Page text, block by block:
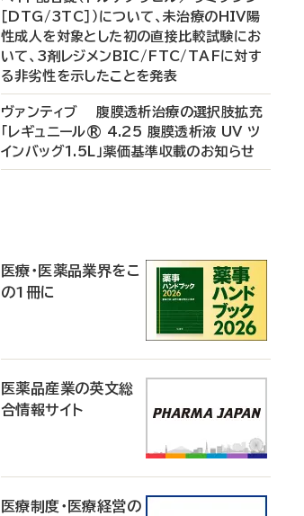
［DTG/3TC］）について、未治療のHIV陽
性成人を対象とした初の直接比較試験にお
いて、3剤レジメンBIC/FTC/TAFに対す
る非劣性を示したことを発表
ヴァンティブ 腹膜透析治療の選択肢拡充
「レギュニール® 4.25 腹膜透析液 UV ツ
インバッグ1.5L」薬価基準収載のお知らせ
医療・医薬品業界をこ
の1冊に
医薬品産業の英文総
合情報サイト
医療制度・医療経営の